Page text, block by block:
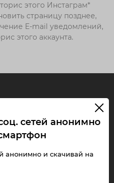
этого Инстаграм*
страницу позднее,
E-mail уведомлений,
этого аккаунта.
и
без
сетей анонимно
анонимно и скачивай на